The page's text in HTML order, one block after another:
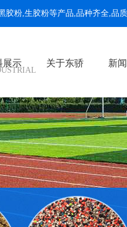
胶粉,生胶粉等产品,品种齐全,品
展示 关于东骄 新